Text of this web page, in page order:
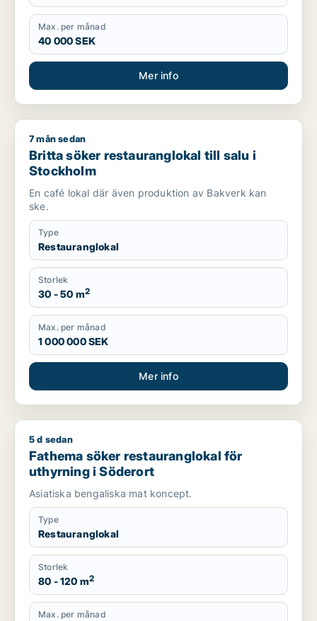
Max. per månad
40 000 SEK
Mer info
Britta söker restauranglokal till salu i Stockholm
7 mån sedan
Britta söker restauranglokal till salu i
Stockholm
En café lokal där även produktion av Bakverk kan
ske.
Type
Restauranglokal
Storlek
30 - 50 m2
Max. per månad
1 000 000 SEK
Mer info
Fathema söker restauranglokal för uthyrning i Söderort
5 d sedan
Fathema söker restauranglokal för
uthyrning i Söderort
Asiatiska bengaliska mat koncept.
Type
Restauranglokal
Storlek
80 - 120 m2
Max. per månad